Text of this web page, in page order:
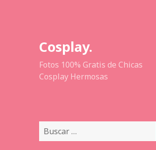
Cosplay.
Fotos 100% Gratis de Chicas
Cosplay Hermosas
Buscar: